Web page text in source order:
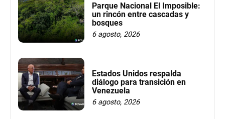
Parque Nacional El Imposible:
un rincón entre cascadas y
bosques
6 agosto, 2026
Estados Unidos respalda
diálogo para transición en
Venezuela
6 agosto, 2026